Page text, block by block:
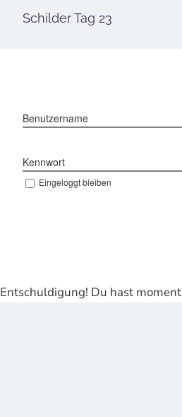
Schilder Tag 23
Benutzername
Kennwort
Eingeloggt bleiben
Entschuldigung! Du hast